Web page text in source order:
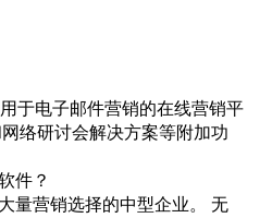
于电子邮件营销的在线营销平
络研讨会解决方案等附加功
件？
量营销选择的中型企业。 无